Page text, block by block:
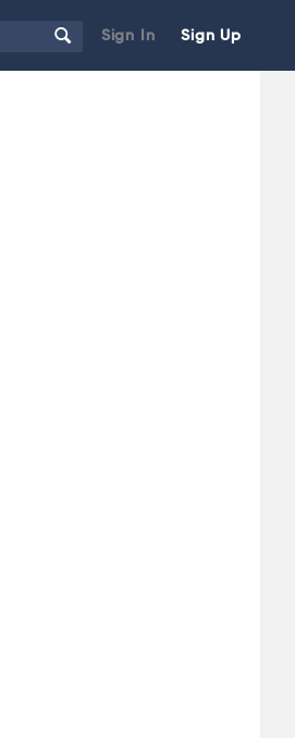
Sign In Sign Up